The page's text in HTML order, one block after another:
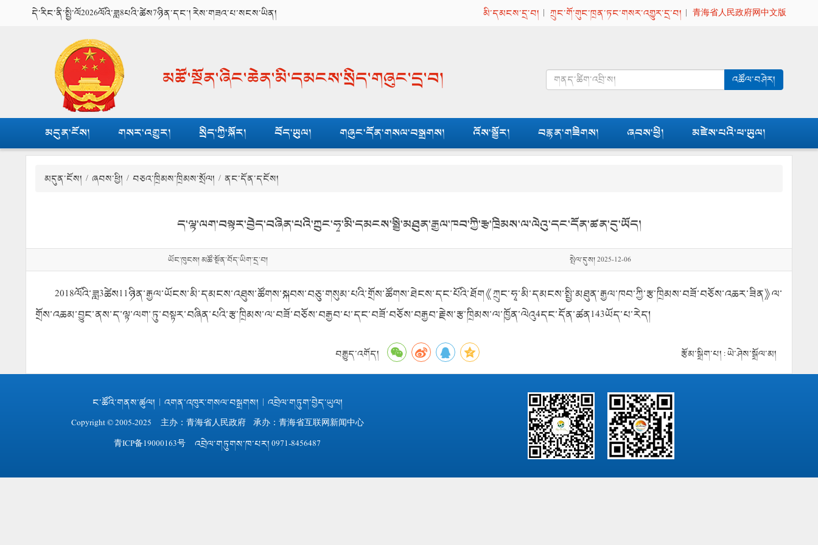
དེ་རིང་ནི་སྤྱི་ལོ2026ལོའི་ཟླ8པའི་ཚེས7ཉིན་དང་། རེས་གཟའ་པ་སངས་ཡིན། མི་དམངས་དྲ་བ། | ཀྲུང་གོ་གུང་ཁྲན་ཏང་གསར་འགྱུར་དྲ་བ། | 青海省人民政府网中文版
མཚོ་སྔོན་ཞིང་ཆེན་མི་དམངས་སྲིད་གཞུང་དྲ་བ། འཚོལ་བཤེར།
མདུན་ངོས། གསར་འགྱུར། སྲིད་ཀྱི་སྐོར། བོད་ཡུལ། གཞུང་དོན་གསལ་བསྒྲགས། འོས་སྦྱོར། བརྙན་གཟིགས། ཞབས་ཕྱི། མཛེས་པའི་ཕ་ཡུལ།
མདུན་ངོས། / ཞབས་ཕྱི། / བཅའ་ཁྲིམས་ཁྲིམས་སྲོལ། / ནང་དོན་དངོས།
ད་ལྟ་ལག་བསྟར་བྱེད་བཞིན་པའི་ཀྲུང་ཧྭ་མི་དམངས་སྤྱི་མཐུན་རྒྱལ་ཁབ་ཀྱི་རྩ་ཁྲིམས་ལ་ལེའུ་དང་དོན་ཚན་དུ་ཡོད།
ཡོང་ཁུངས། མཚོ་སྔོན་བོད་ཡིག་དྲ་བ། སྤེལ་དུས། 2025-12-06
2018ལོའི་ཟླ3ཚེས11ཉིན་རྒྱལ་ཡོངས་མི་དམངས་འཐུས་ཚོགས་སྐབས་བཅུ་གསུམ་པའི་གྲོས་ཚོགས་ཐེངས་དང་པོའི་ཐོག《ཀྲུང་ཧྭ་མི་དམངས་སྤྱི་མཐུན་རྒྱལ་ཁབ་ཀྱི་རྩ་ཁྲིམས་བཟོ་བཅོས་འཆར་ཟིན》ལ་
གྲོས་འཆམ་བྱུང་ནས་ད་ལྟ་ལག་ཏུ་བསྟར་བཞིན་པའི་རྩ་ཁྲིམས་ལ་བཟོ་བཅོས་བརྒྱབ་པ་དང་བཟོ་བཅོས་བརྒྱབ་རྗེས་རྩ་ཁྲིམས་ལ་ཁྱོན་ལེའུ4དང་དོན་ཚན143ཡོད་པ་རེད།
བརྒྱུད་འགོད། རྩོམ་སྒྲིག་པ། : ཡེ་ཤེས་སྒྲོལ་མ།
ང་ཚོའི་གནས་ཚུལ། | འགན་འཁུར་གསལ་བསྒྲགས། | འབྲེལ་གཏུག་བྱེད་ཡུལ།
Copyright © 2005-2025 主办： 青海省人民政府承办：青海省互联网新闻中心
青ICP备19000163号 འབྲེལ་གཏུགས་ཁ་པར། 0971-8456487